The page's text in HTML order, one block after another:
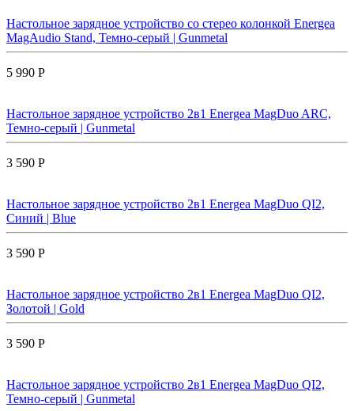
Настольное зарядное устройство со стерео колонкой Energea
MagAudio Stand, Темно-серый | Gunmetal
5 990 Р
Настольное зарядное устройство 2в1 Energea MagDuo ARC,
Темно-серый | Gunmetal
3 590 Р
Настольное зарядное устройство 2в1 Energea MagDuo QI2,
Синий | Blue
3 590 Р
Настольное зарядное устройство 2в1 Energea MagDuo QI2,
Золотой | Gold
3 590 Р
Настольное зарядное устройство 2в1 Energea MagDuo QI2,
Темно-серый | Gunmetal